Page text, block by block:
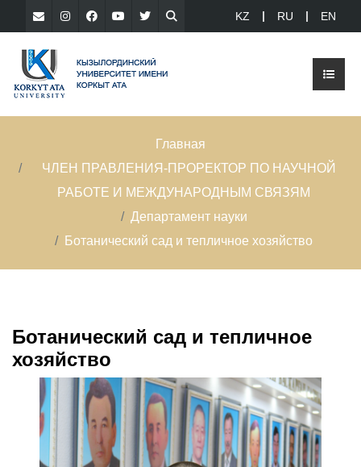
KZ RU EN
Главная
ЧЛЕН ПРАВЛЕНИЯ-ПРОРЕКТОР ПО НАУЧНОЙ
РАБОТЕ И МЕЖДУНАРОДНЫМ СВЯЗЯМ
Департамент науки
Ботанический сад и тепличное хозяйство
Ботанический сад и тепличное
хозяйство